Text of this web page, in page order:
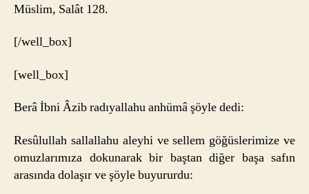
Müslim, Salât 128.
[/well_box]
[well_box]
Berâ İbni Âzib radıyallahu anhümâ şöyle dedi:
Resûlullah sallallahu aleyhi ve sellem göğüslerimize ve
omuzlarımıza dokunarak bir baştan diğer başa safın
arasında dolaşır ve şöyle buyururdu: